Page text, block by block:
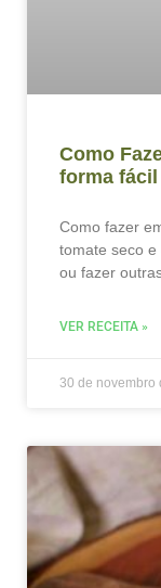
Como
forma fácil
Como fazer
tomate seco e
ou fazer
VER RECEITA »
30 de novembro